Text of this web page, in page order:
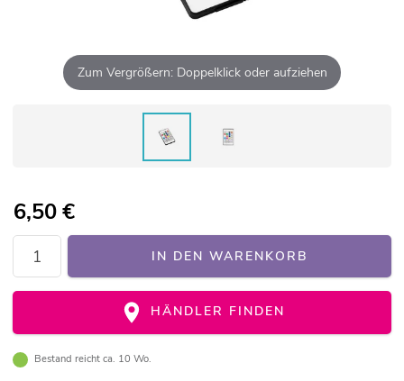
Zum Vergrößern: Doppelklick oder aufziehen
6,50€
IN DEN WARENKORB
HÄNDLER FINDEN
Bestand reicht ca. 10 Wo.